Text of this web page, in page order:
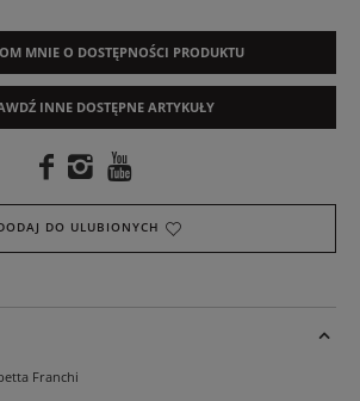
MNIE O DOSTĘPNOŚCI PRODUKTU
INNE DOSTĘPNE ARTYKUŁY
DO ULUBIONYCH
Franchi